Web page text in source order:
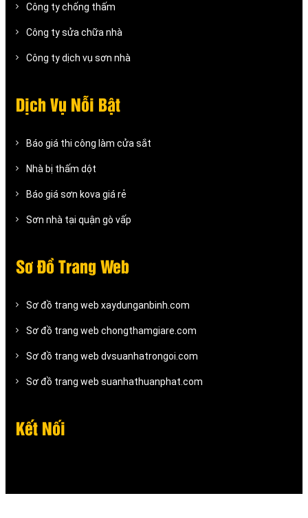
Công ty chống thấm
Công ty sửa chữa nhà
Công ty dịch vụ sơn nhà
Dịch Vụ Nỗi Bật
Báo giá thi công làm cửa sắt
Nhà bị thấm dột
Báo giá sơn kova giá rẻ
Sơn nhà tại quận gò vấp
Sơ Đồ Trang Web
Sơ đồ trang web xaydunganbinh.com
Sơ đồ trang web chongthamgiare.com
Sơ đồ trang web dvsuanhatrongoi.com
Sơ đồ trang web suanhathuanphat.com
Kết Nối